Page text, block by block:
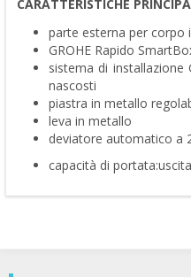
CARATTERISTICHE
parte esterna per corpo
GROHE Rapido
sistema di installazione
nascosti
piastra in metallo
leva in metallo
deviatore automatico a
capacità di